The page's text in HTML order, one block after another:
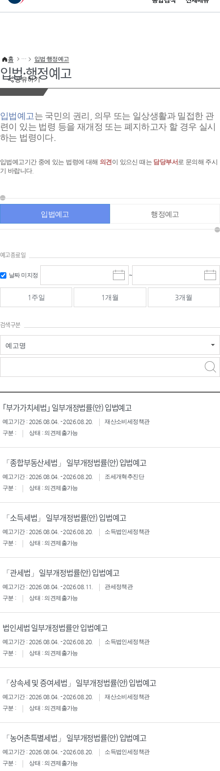
이 누리집은 대한민국 공식 전자정부 누리집입니다.
공유하기
홈 입법·행정예고
입법·행정예고
입법예고는 국민의 권리, 의무 또는 일상생활과 밀접한 관
련이 있는 법령 등을 재개정 또는 폐지하고자 할 경우 실시
하는 법령이다.
입법예고기간 중에 있는 법령에 대해 의견이 있으신 때는 담당부서 로 문의해 주시
기 바랍니다.
입법예고 행정예고
예고종료일
날짜 미지정
시
작
일
선
~
종
료
선
1주일 1개월 3개월
검색구분
예고명
｢부가가치세법｣ 일부개정법률(안) 입법예고
예고기간 : 2026.08.04. - 2026.08.20.
재산소비세정책관
구분 :
상태 : 의견제출가능
「종합부동산세법」 일부개정법률(안) 입법예고
예고기간 : 2026.08.04. - 2026.08.20.
조세개혁추진단
구분 :
상태 : 의견제출가능
「소득세법」 일부개정법률(안) 입법예고
예고기간 : 2026.08.04. - 2026.08.20.
소득법인세정책관
구분 :
상태 : 의견제출가능
「관세법」 일부개정법률(안) 입법예고
예고기간 : 2026.08.04. - 2026.08.11.
관세정책관
구분 :
상태 : 의견제출가능
법인세법 일부개정법률안 입법예고
예고기간 : 2026.08.04. - 2026.08.20.
소득법인세정책관
구분 :
상태 : 의견제출가능
「상속세 및 증여세법」 일부개정법률(안) 입법예고
예고기간 : 2026.08.04. - 2026.08.20.
재산소비세정책관
구분 :
상태 : 의견제출가능
「농어촌특별세법」 일부개정법률(안) 입법예고
예고기간 : 2026.08.04. - 2026.08.20.
소득법인세정책관
구분 :
상태 : 의견제출가능